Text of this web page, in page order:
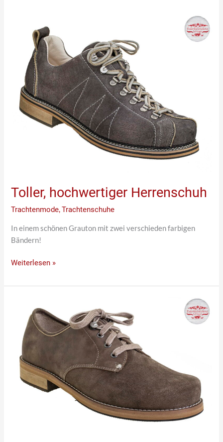
Toller, hochwertiger Herrenschuh
Trachtenmode,Trachtenschuhe
In einem schönen Grauton mit zwei verschieden farbigen
Bändern!
hochwertiger
Herrenschuh
Weiterlesen »
Herrenschuh